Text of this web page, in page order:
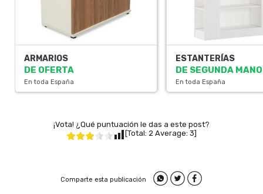
ARMARIOS
DE OFERTA
En toda España
ESTANTERÍAS
DE SEGUNDA MANO
En toda España
¡Vota! ¿Qué puntuación le das a este post?
[Total: 2 Average: 3]
Comparte esta publicación